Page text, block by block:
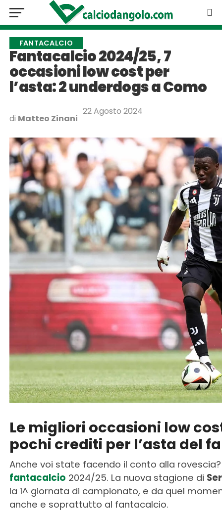
FANTACALCIO
Fantacalcio 2024/25, 7
occasioni low cost per
l’asta: 2 underdogs a Como
di Matteo Zinani
22 Agosto 2024
Le migliori occasioni low
pochi crediti per l’asta del
Anche voi state facendo il conto alla
fantacalcio 2024/25. La nuova stagione di
la 1^ giornata di campionato, e da quel
anche e soprattutto al fantacalcio.